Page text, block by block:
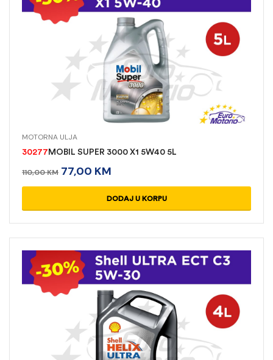
MOTORNA ULJA
30277 MOBIL SUPER 3000 X1 5W40 5L
110,00KM 77,00 KM
DODAJ U KORPU